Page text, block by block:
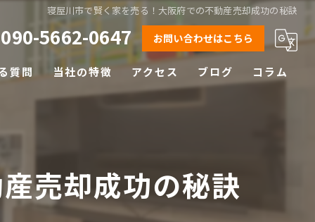
寝屋川市で賢く家を売る！大阪府での不動産売却成功の秘訣
090-5662-0647 お問い合わせはこちら
質問 当社の特徴
空き家
土地
アクセス ブログ コラム
売却成功の秘訣